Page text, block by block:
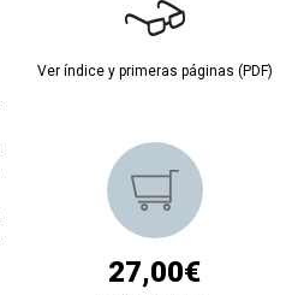
Ver índice y primeras páginas (PDF)
27,00€